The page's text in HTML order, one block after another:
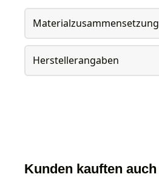
Materialzusammensetzung
Herstellerangaben
Kunden kauften auch